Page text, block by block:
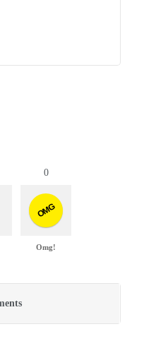
0
OMG
Omg!